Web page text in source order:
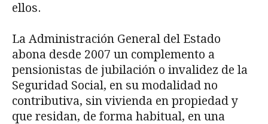
ellos.
La Administración General del Estado
abona desde 2007 un complemento a
pensionistas de jubilación o invalidez de la
Seguridad Social, en su modalidad no
contributiva, sin vivienda en propiedad y
que residan, de forma habitual, en una